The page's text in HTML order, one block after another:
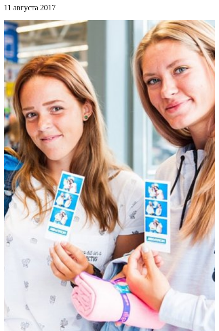
11 августа 2017